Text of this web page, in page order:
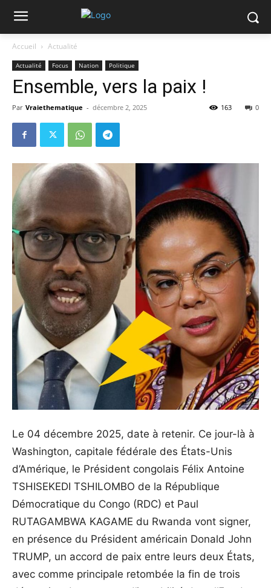
Accueil Actualité
Actualité Focus Nation Politique
Ensemble, vers la paix !
Par Vraiethematique - décembre 2, 2025 0
163
Le 04 décembre 2025, date à retenir. Ce jour-là à
Washington, capitale fédérale des États-Unis
d’Amérique, le Président congolais Félix Antoine
TSHISEKEDI TSHILOMBO de la République
Démocratique du Congo (RDC) et Paul
RUTAGAMBWA KAGAME du Rwanda vont signer,
en présence du Président américain Donald John
TRUMP, un accord de paix entre leurs deux États,
avec comme principale retombée la fin de trois